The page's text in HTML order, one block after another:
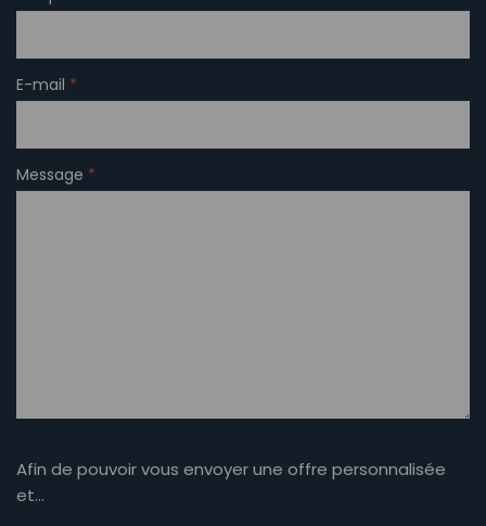
E-mail *
Message *
Afin de pouvoir vous envoyer une offre personnalisée
et…